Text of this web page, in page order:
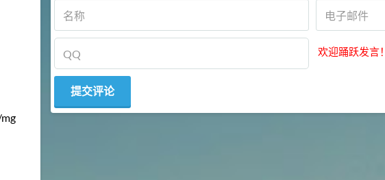
欢迎踊跃发言！
92 5
对甲氧基苯甲醛（茴香醛）
浏览量 - 1.89w
69.6
S-羧甲基-L-半胱氨酸(羧甲司坦)